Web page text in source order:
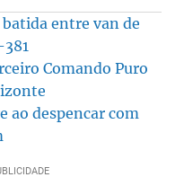
entre van de
Comando Puro
ao despencar com